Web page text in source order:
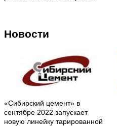
Новости
«Сибирский цемент» в
сентябре 2022 запускает
новую линейку тарированной